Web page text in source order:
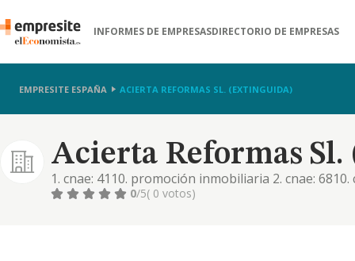
INFORMES DE EMPRESASDIRECTORIO DE EMPRESAS
EMPRESITE ESPAÑA ACIERTA REFORMAS SL. (EXTINGUIDA)
Acierta Reformas
1. cnae: 4110. promoción inmobiliaria 2. cnae:
propia 3. cnae: 6820. alquiler de bienes
0/5( 0 votos)